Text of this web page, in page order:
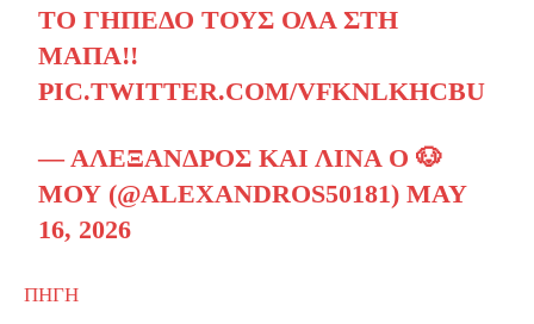
ΤΟ ΓΉΠΕΔΟ ΤΟΥΣ ΌΛΑ ΣΤΗ
ΜΆΠΑ!!
PIC.TWITTER.COM/VFKNLKHCBU
— ΑΛΈΞΑΝΔΡΟΣ ΚΑΙ ΛΙΝΑ Ο 🐶
ΜΟΥ (@ALEXANDROS50181)MAY
16, 2026
ΠΗΓΗ